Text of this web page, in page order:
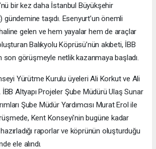
bir kez daha İstanbul Büyükşehir
gündemine taşıdı. Esenyurt’un önemli
gelen ve hem yayalar hem de araçlar
Balıkyolu Köprüsü’nün akıbeti, İBB
son görüşmeyle netlik kazanmaya başladı.
Yürütme Kurulu üyeleri Ali Korkut ve Ali
Altyapı Projeler Şube Müdürü Ulaş Sunar
Şube Müdür Yardımcısı Murat Erol ile
Kent Konseyi'nin bugüne kadar
hazırladığı raporlar ve köprünün oluşturduğu
ele alındı.